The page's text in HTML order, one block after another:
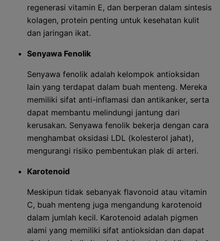
regenerasi vitamin E, dan berperan dalam sintesis
kolagen, protein penting untuk kesehatan kulit
dan jaringan ikat.
Senyawa Fenolik
Senyawa fenolik adalah kelompok antioksidan
lain yang terdapat dalam buah menteng. Mereka
memiliki sifat anti-inflamasi dan antikanker, serta
dapat membantu melindungi jantung dari
kerusakan. Senyawa fenolik bekerja dengan cara
menghambat oksidasi LDL (kolesterol jahat),
mengurangi risiko pembentukan plak di arteri.
Karotenoid
Meskipun tidak sebanyak flavonoid atau vitamin
C, buah menteng juga mengandung karotenoid
dalam jumlah kecil. Karotenoid adalah pigmen
alami yang memiliki sifat antioksidan dan dapat